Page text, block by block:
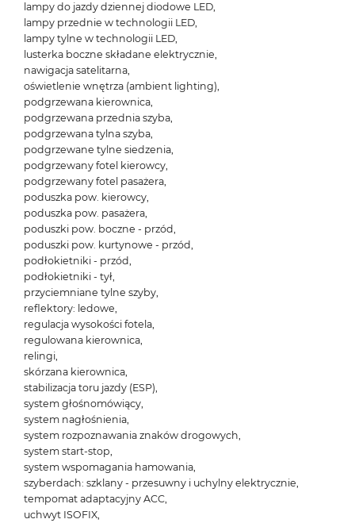
lampy do jazdy dziennej diodowe LED,
lampy przednie w technologii LED,
lampy tylne w technologii LED,
lusterka boczne składane elektrycznie,
nawigacja satelitarna,
oświetlenie wnętrza (ambient lighting),
podgrzewana kierownica,
podgrzewana przednia szyba,
podgrzewana tylna szyba,
podgrzewane tylne siedzenia,
podgrzewany fotel kierowcy,
podgrzewany fotel pasażera,
poduszka pow. kierowcy,
poduszka pow. pasażera,
poduszki pow. boczne - przód,
poduszki pow. kurtynowe - przód,
podłokietniki - przód,
podłokietniki - tył,
przyciemniane tylne szyby,
reflektory: ledowe,
regulacja wysokości fotela,
regulowana kierownica,
relingi,
skórzana kierownica,
stabilizacja toru jazdy (ESP),
system głośnomówiący,
system nagłośnienia,
system rozpoznawania znaków drogowych,
system start-stop,
system wspomagania hamowania,
szyberdach: szklany - przesuwny i uchylny elektrycznie,
tempomat adaptacyjny ACC,
uchwyt ISOFIX,